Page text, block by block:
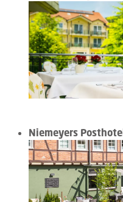
Niemeyers Posthotel